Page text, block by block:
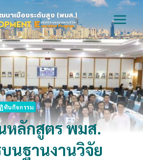
ทินกิจกรรม
ลักสูตร พมส.
นฐานงานวิจัย